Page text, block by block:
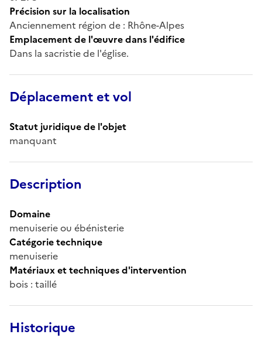
Précision sur la localisation
Anciennement région de : Rhône-Alpes
Emplacement de l'œuvre dans l'édifice
Dans la sacristie de l'église.
Déplacement et vol
Statut juridique de l'objet
manquant
Description
Domaine
menuiserie ou ébénisterie
Catégorie technique
menuiserie
Matériaux et techniques d'intervention
bois : taillé
Historique